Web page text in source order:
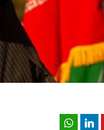
2
4
Pinterest
LinkedIn